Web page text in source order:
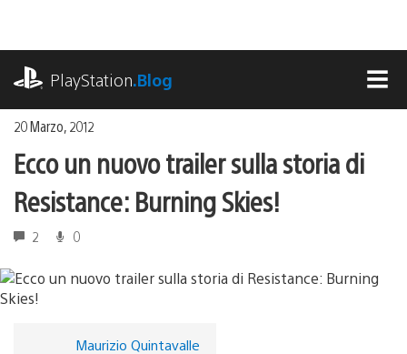
contenuto
PlayStation.Blog
20 Marzo, 2012
Ecco un nuovo trailer sulla storia di
Resistance: Burning Skies!
2 0
Maurizio Quintavalle